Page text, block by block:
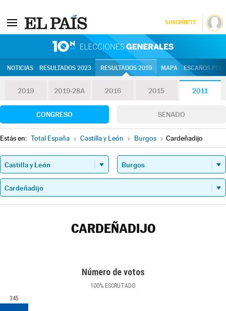
SUSCRÍBETE
NOTICIAS RESULTADOS 2023 RESULTADOS 2019 MAPA ESCAÑOS
2019 2019-28A 2016 2015 2011
CONGRESO SENADO
Estás en: Total España » Castilla y León » Burgos » Cardeñadijo
CARDEÑADIJO
Número de votos
100% ESCRUTADO
345